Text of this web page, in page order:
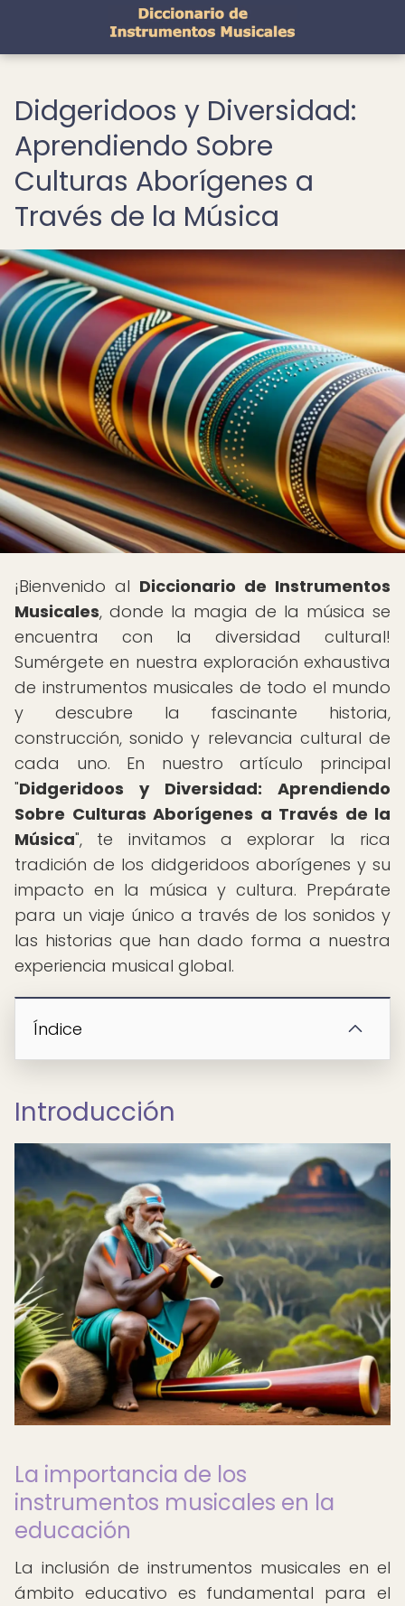
Didgeridoos y Diversidad:
Aprendiendo Sobre
Culturas Aborígenes a
Través de la Música
¡Bienvenido al Diccionario de Instrumentos
Musicales, donde la magia de la música se
encuentra con la diversidad cultural!
Sumérgete en nuestra exploración exhaustiva
de instrumentos musicales de todo el mundo
y descubre la fascinante historia,
construcción, sonido y relevancia cultural de
cada uno. En nuestro artículo principal
"Didgeridoos y Diversidad: Aprendiendo
Sobre Culturas Aborígenes a Través de la
Música", te invitamos a explorar la rica
tradición de los didgeridoos aborígenes y su
impacto en la música y cultura. Prepárate
para un viaje único a través de los sonidos y
las historias que han dado forma a nuestra
experiencia musical global.
Índice
Introducción
La importancia de los
instrumentos musicales en la
educación
La inclusión de instrumentos musicales en el
ámbito educativo es fundamental para el